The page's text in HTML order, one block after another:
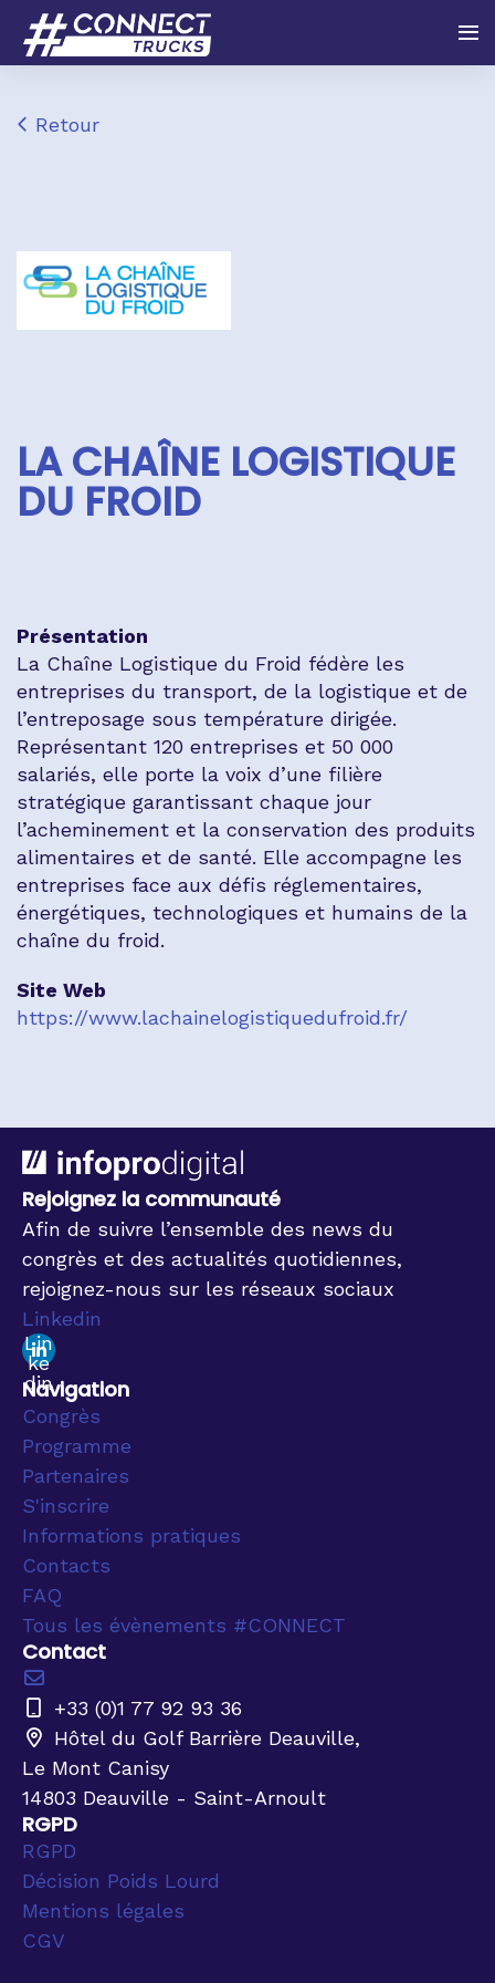
Retour
LA CHAÎNE LOGISTIQUE
DU FROID
Présentation
La Chaîne Logistique du Froid fédère les
entreprises du transport, de la logistique et de
l’entreposage sous température dirigée.
Représentant 120 entreprises et 50 000
salariés, elle porte la voix d’une filière
stratégique garantissant chaque jour
l’acheminement et la conservation des produits
alimentaires et de santé. Elle accompagne les
entreprises face aux défis réglementaires,
énergétiques, technologiques et humains de la
chaîne du froid.
Site Web
https://www.lachainelogistiquedufroid.fr/
Rejoignez la communauté
Afin de suivre l’ensemble des news du
congrès et des actualités quotidiennes,
rejoignez-nous sur les réseaux sociaux
Linkedin
Lin
ke
din
Navigation
Congrès
Programme
Partenaires
S'inscrire
Informations pratiques
Contacts
FAQ
Tous les évènements #CONNECT
Contact
+33 (0)1 77 92 93 36
Hôtel du Golf Barrière Deauville,
Le Mont Canisy
14803 Deauville - Saint-Arnoult
RGPD
RGPD
Décision Poids Lourd
Mentions légales
CGV